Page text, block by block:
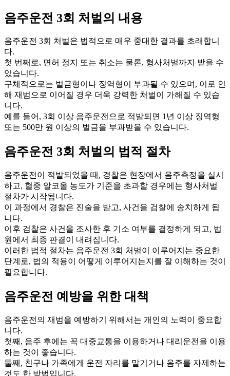
음주운전 3회 처벌의 내용
음주운전 3회 처벌은 법적으로 매우 중대한 결과를 초래합니
다.
첫 번째로, 면허 정지 또는 취소는 물론, 형사처벌까지 받을 수
있습니다.
구체적으로는 벌금형이나 징역형이 부과될 수 있으며, 이로 인
해 재범으로 이어질 경우 더욱 강력한 처벌이 가해질 수 있습
니다.
예를 들어, 3회 이상 음주운전으로 적발되면 1년 이상 징역형
또는 500만 원 이상의 벌금을 부과받을 수 있습니다.
음주운전 3회 처벌의 법적 절차
음주운전이 적발되었을 때, 경찰은 현장에서 음주측정을 실시
하고, 혈중 알코올 농도가 기준을 초과할 경우에는 형사처벌
절차가 시작됩니다.
이 과정에서 경찰은 진술을 받고, 사건을 검찰에 송치하게 됩
니다.
이후 검찰은 사건을 조사한 후 기소 여부를 결정하게 되고, 법
원에서 최종 판결이 내려집니다.
이러한 법적 절차는 음주운전 3회 처벌이 이루어지는 중요한
단계로, 법의 적용이 어떻게 이루어지는지를 잘 이해하는 것이
필요합니다.
음주운전 예방을 위한 대책
음주운전의 재범을 예방하기 위해서는 개인의 노력이 중요합
니다.
첫째, 음주 후에는 꼭 대중교통을 이용하거나 대리운전을 이용
하는 것이 좋습니다.
둘째, 친구나 가족에게 운전 자리를 맡기거나 음주를 자제하는
것도 한 방법입니다.